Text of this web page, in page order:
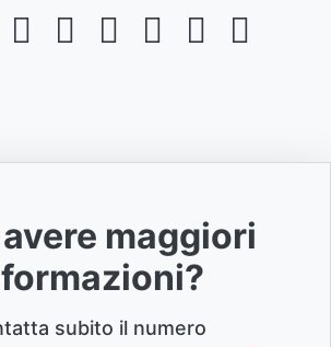
maggiori
subito il numero